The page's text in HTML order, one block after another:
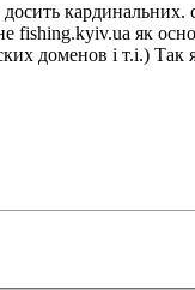
fishing.kyiv.ua як
доменов і т.і.) Так